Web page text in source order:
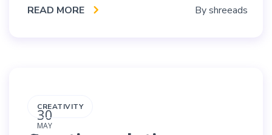
READ MORE Byshreeads
30
MAY
CREATIVITY